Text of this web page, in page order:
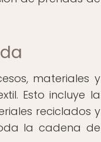
materiales y
Esto incluye la
reciclados y
la cadena de